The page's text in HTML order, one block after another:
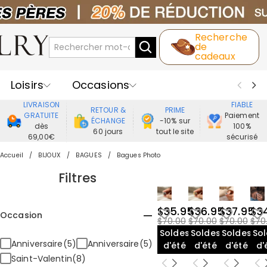
Recherche
de
cadeaux
Loisirs
Occasions
Destinataires
Meilleure Ventes
Nouveaux
Vêtement
LIVRAISON
GRATUITE
dès
69,00€
RETOUR &
ÉCHANGE
60 jours
PRIME
-10% sur
tout le site
FIABLE
Paiement
100%
sécurisé
Accueil BIJOUX BAGUES Bagues Photo
Filtres
Occasion
Anniversaire(5)
Anniversaire(5)
Saint-Valentin(8)
$35.95
$70.00
Soldes
d'été
$36.95
$70.00
Soldes
d'été
$37.95
$70.00
Soldes
d'été